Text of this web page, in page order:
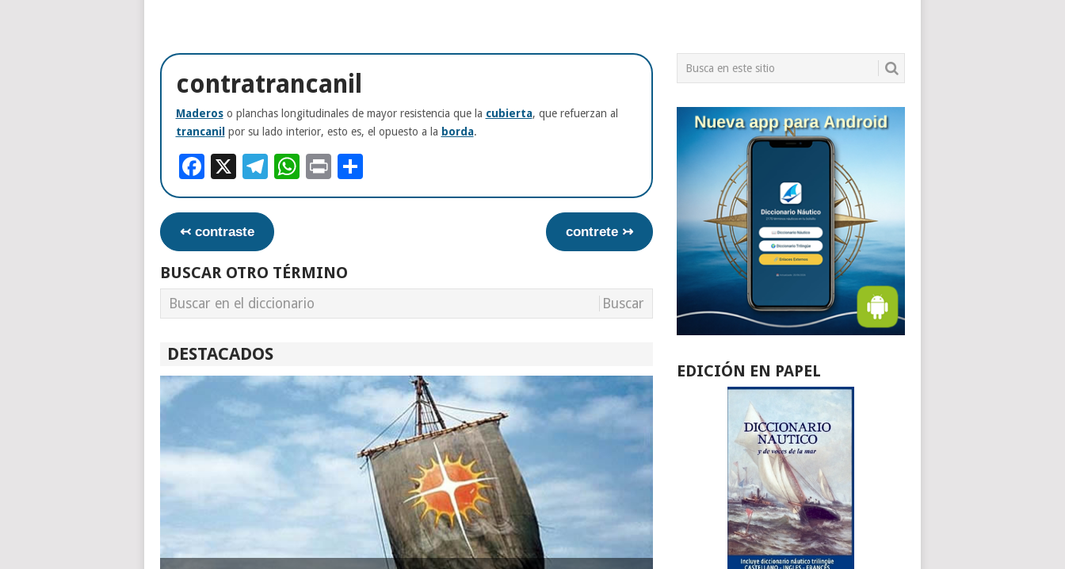
contratrancanil
Maderoso planchas longitudinales de mayor resistencia que la cubierta, que refuerzan al
trancanilpor su lado interior, esto es, el opuesto a la borda.
Facebook
X Telegram
WhatsApp
PrintCompartir
↢ contraste contrete ↣
BUSCAR OTRO TÉRMINO
DESTACADOS
EDICIÓN EN PAPEL